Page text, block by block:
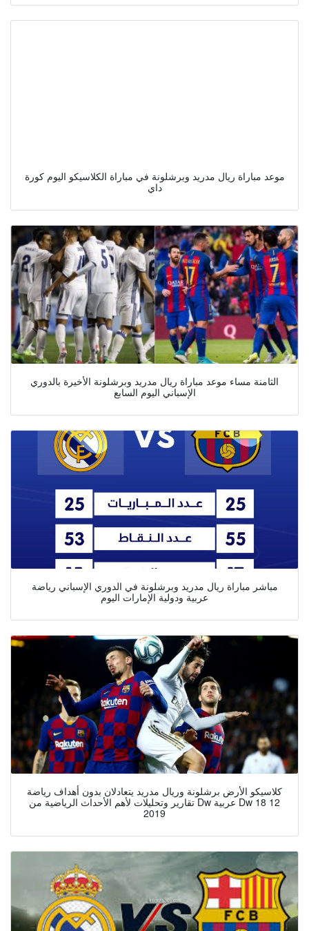
موعد مباراة ريال مدريد وبرشلونة في مباراة الكلاسيكو اليوم كورة
داي
الثامنة مساء موعد مباراة ريال مدريد وبرشلونة الأخيرة بالدوري
الإسباني اليوم السابع
مباشر مباراة ريال مدريد وبرشلونة في الدوري الإسباني رياضة
عربية ودولية الإمارات اليوم
كلاسيكو الأرض برشلونة وريال مدريد يتعادلان بدون أهداف رياضة
تقارير وتحليلات لأهم الأحداث الرياضية من Dw عربية Dw 18 12
2019